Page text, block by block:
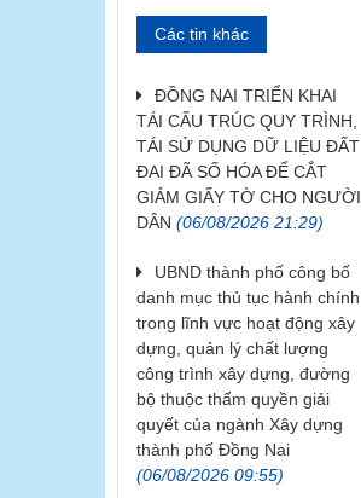
Các tin khác
ĐỒNG NAI TRIỂN KHAI
TÁI CẤU TRÚC QUY TRÌNH,
TÁI SỬ DỤNG DỮ LIỆU ĐẤT
ĐAI ĐÃ SỐ HÓA ĐỂ CẮT
GIẢM GIẤY TỜ CHO NGƯỜI
DÂN (06/08/2026 21:29)
UBND thành phố công bố
danh mục thủ tục hành chính
trong lĩnh vực hoạt động xây
dựng, quản lý chất lượng
công trình xây dựng, đường
bộ thuộc thẩm quyền giải
quyết của ngành Xây dựng
thành phố Đồng Nai
(06/08/2026 09:55)